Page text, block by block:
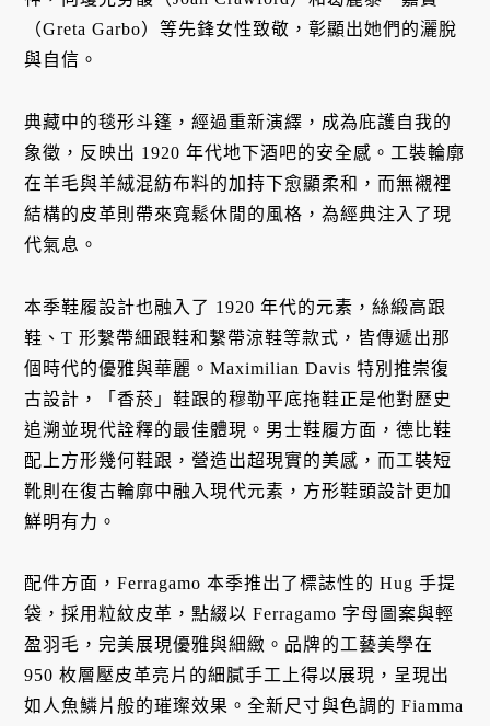
（Greta Garbo）等先鋒女性致敬，彰顯出她們的灑脫
與自信。
典藏中的毯形斗篷，經過重新演繹，成為庇護自我的
象徵，反映出 1920 年代地下酒吧的安全感。工裝輪廓
在羊毛與羊絨混紡布料的加持下愈顯柔和，而無襯裡
結構的皮革則帶來寬鬆休閒的風格，為經典注入了現
代氣息。
本季鞋履設計也融入了 1920 年代的元素，絲緞高跟
鞋、T 形繫帶細跟鞋和繫帶涼鞋等款式，皆傳遞出那
個時代的優雅與華麗。Maximilian Davis 特別推崇復
古設計，「香菸」鞋跟的穆勒平底拖鞋正是他對歷史
追溯並現代詮釋的最佳體現。男士鞋履方面，德比鞋
配上方形幾何鞋跟，營造出超現實的美感，而工裝短
靴則在復古輪廓中融入現代元素，方形鞋頭設計更加
鮮明有力。
配件方面，Ferragamo 本季推出了標誌性的 Hug 手提
袋，採用粒紋皮革，點綴以 Ferragamo 字母圖案與輕
盈羽毛，完美展現優雅與細緻。品牌的工藝美學在
950 枚層壓皮革亮片的細膩手工上得以展現，呈現出
如人魚鱗片般的璀璨效果。全新尺寸與色調的 Fiamma